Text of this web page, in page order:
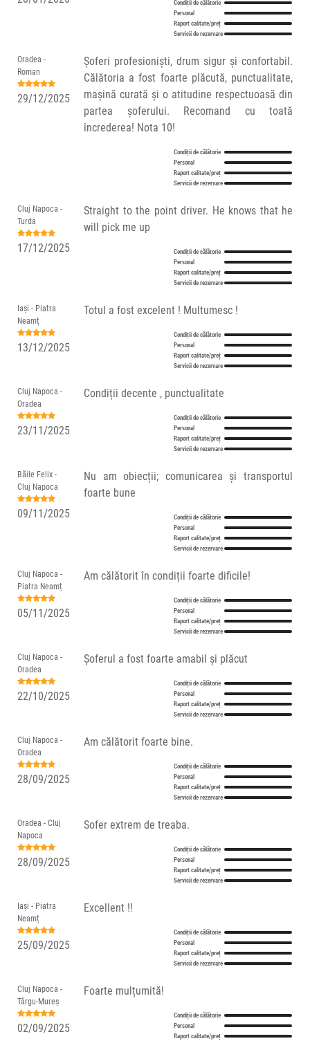
Condiții de călătorie
Personal
Raport calitate/preț
Servicii de rezervare
Oradea -
Roman
29/12/2025
Șoferi profesioniști, drum sigur și confortabil.
Călătoria a fost foarte plăcută, punctualitate,
mașină curată și o atitudine respectuoasă din
partea șoferului. Recomand cu toată
încrederea! Nota 10!
Condiții de călătorie
Personal
Raport calitate/preț
Servicii de rezervare
Cluj Napoca -
Turda
17/12/2025
Straight to the point driver. He knows that he
will pick me up
Condiții de călătorie
Personal
Raport calitate/preț
Servicii de rezervare
Iași - Piatra
Neamț
13/12/2025
Totul a fost excelent ! Multumesc !
Condiții de călătorie
Personal
Raport calitate/preț
Servicii de rezervare
Cluj Napoca -
Oradea
23/11/2025
Condiții decente , punctualitate
Condiții de călătorie
Personal
Raport calitate/preț
Servicii de rezervare
Băile Felix -
Cluj Napoca
09/11/2025
Nu am obiecții; comunicarea și transportul
foarte bune
Condiții de călătorie
Personal
Raport calitate/preț
Servicii de rezervare
Cluj Napoca -
Piatra Neamț
05/11/2025
Am călătorit în condiții foarte dificile!
Condiții de călătorie
Personal
Raport calitate/preț
Servicii de rezervare
Cluj Napoca -
Oradea
22/10/2025
Șoferul a fost foarte amabil și plăcut
Condiții de călătorie
Personal
Raport calitate/preț
Servicii de rezervare
Cluj Napoca -
Oradea
28/09/2025
Am călătorit foarte bine.
Condiții de călătorie
Personal
Raport calitate/preț
Servicii de rezervare
Oradea - Cluj
Napoca
28/09/2025
Sofer extrem de treaba.
Condiții de călătorie
Personal
Raport calitate/preț
Servicii de rezervare
Iași - Piatra
Neamț
25/09/2025
Excellent !!
Condiții de călătorie
Personal
Raport calitate/preț
Servicii de rezervare
Cluj Napoca -
Târgu-Mureș
02/09/2025
Foarte mulțumită!
Condiții de călătorie
Personal
Raport calitate/preț